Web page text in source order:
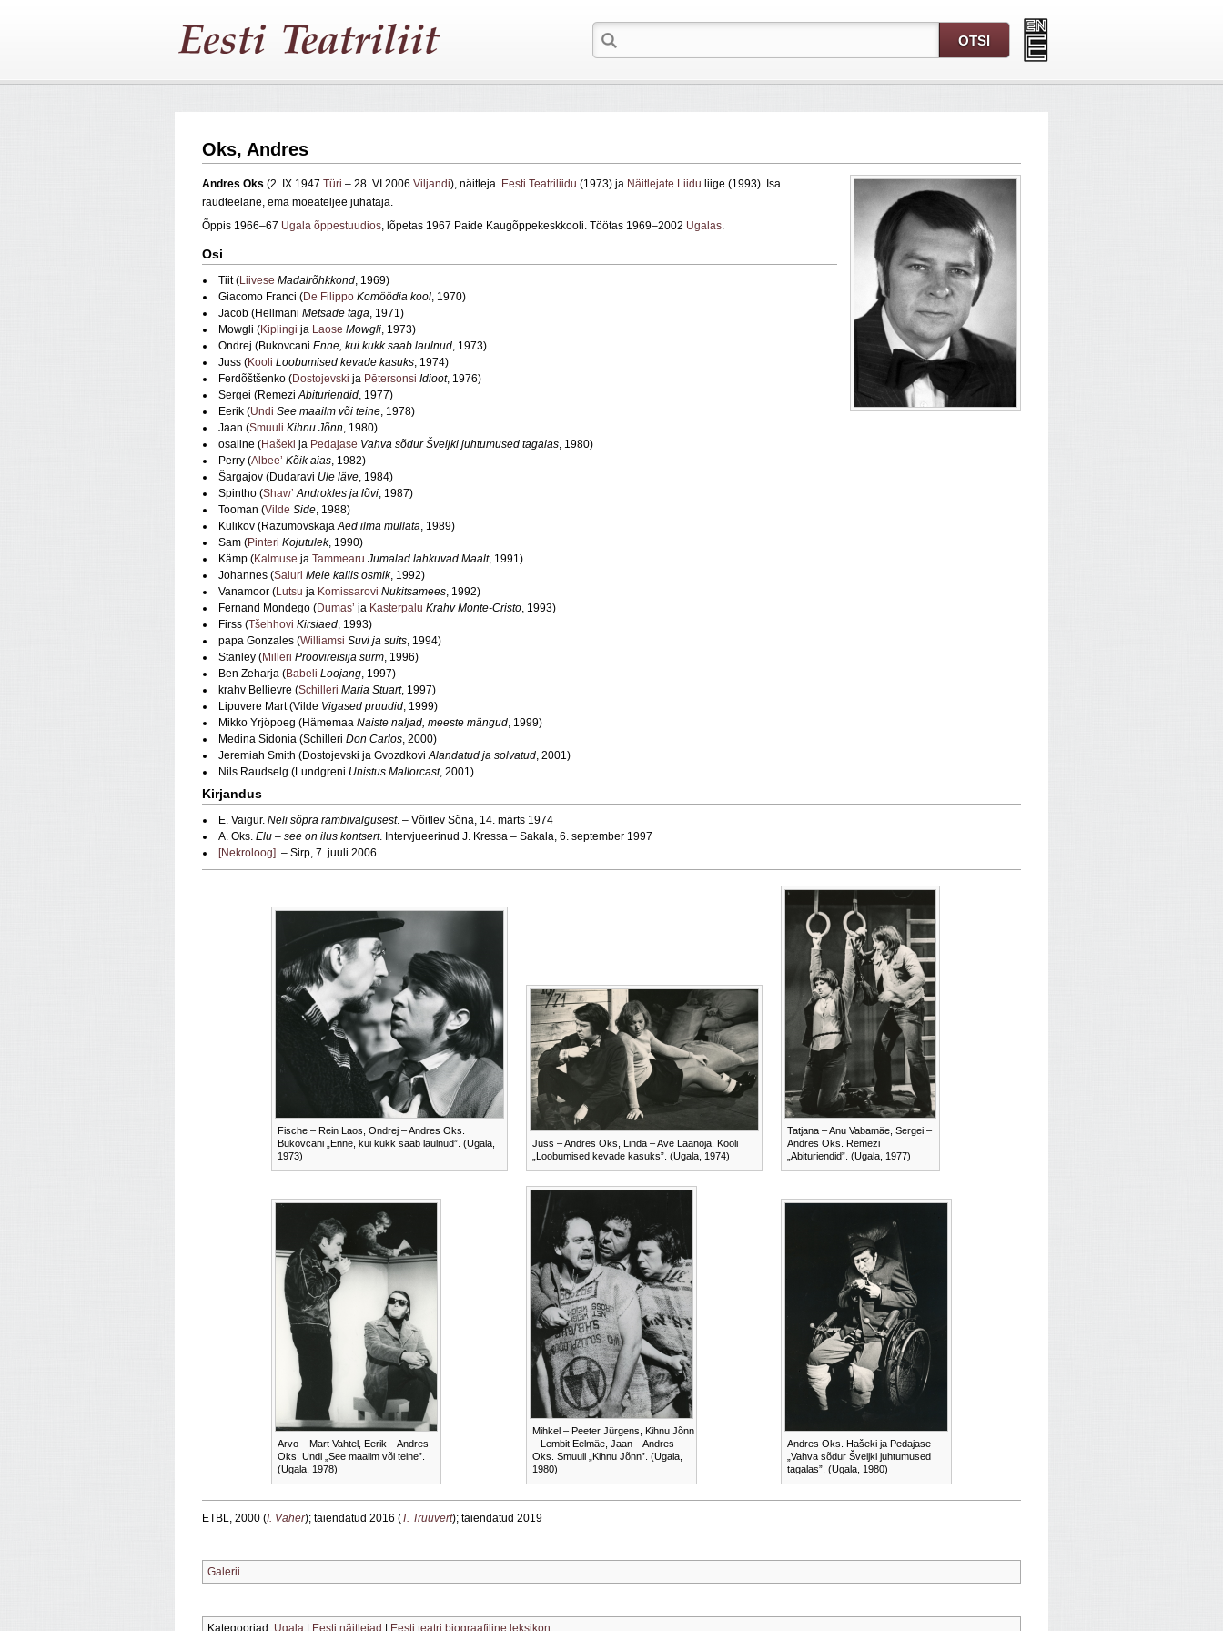
Oks, Andres
Andres Oks (2. IX 1947 Türi – 28. VI 2006 Viljandi), näitleja. Eesti Teatriliidu (1973) ja Näitlejate Liidu liige (1993). Isa
raudteelane, ema moeateljee juhataja.
Õppis 1966–67 Ugala õppestuudios, lõpetas 1967 Paide Kaugõppekeskkooli. Töötas 1969–2002 Ugalas.
Osi
Tiit (Liivese Madalrõhkkond, 1969)
Giacomo Franci (De Filippo Komöödia kool, 1970)
Jacob (Hellmani Metsade taga, 1971)
Mowgli (Kiplingi ja Laose Mowgli, 1973)
Ondrej (Bukovcani Enne, kui kukk saab laulnud, 1973)
Juss (Kooli Loobumised kevade kasuks, 1974)
Ferdõštšenko (Dostojevski ja Pētersonsi Idioot, 1976)
Sergei (RemeziAbituriendid, 1977)
Eerik (Undi See maailm või teine, 1978)
Jaan (Smuuli Kihnu Jõnn, 1980)
osaline (Hašeki ja Pedajase Vahva sõdur Šveijki juhtumused tagalas, 1980)
Perry (Albee’ Kõik aias, 1982)
Šargajov (Dudaravi Üle läve, 1984)
Spintho (Shaw’ Androkles ja lõvi, 1987)
Tooman (Vilde Side, 1988)
Kulikov (RazumovskajaAed ilma mullata, 1989)
Sam (Pinteri Kojutulek, 1990)
Kämp (Kalmuse ja Tammearu Jumalad lahkuvad Maalt, 1991)
Johannes (Saluri Meie kallis osmik, 1992)
Vanamoor (Lutsu ja Komissarovi Nukitsamees, 1992)
Fernand Mondego (Dumas’ ja Kasterpalu Krahv Monte‑Cristo, 1993)
Firss (Tšehhovi Kirsiaed, 1993)
papa Gonzales (Williamsi Suvi ja suits, 1994)
Stanley (Milleri Proovireisija surm, 1996)
Ben Zeharja (Babeli Loojang, 1997)
krahv Bellievre (Schilleri Maria Stuart, 1997)
Lipuvere Mart (Vilde Vigased pruudid, 1999)
Mikko Yrjöpoeg (Hämemaa Naiste naljad, meeste mängud, 1999)
Medina Sidonia (Schilleri Don Carlos, 2000)
Jeremiah Smith (Dostojevski ja GvozdkoviAlandatud ja solvatud, 2001)
Nils Raudselg (Lundgreni Unistus Mallorcast, 2001)
Kirjandus
E. Vaigur. Neli sõpra rambivalgusest. – Võitlev Sõna, 14. märts 1974
A. Oks. Elu – see on ilus kontsert. Intervjueerinud J. Kressa – Sakala, 6. september 1997
[Nekroloog]. – Sirp, 7. juuli 2006
Fische – Rein Laos, Ondrej – Andres Oks.
Bukovcani „Enne, kui kukk saab laulnud”. (Ugala,
1973)
Juss – Andres Oks, Linda – Ave Laanoja. Kooli
„Loobumised kevade kasuks”. (Ugala, 1974)
Tatjana – Anu Vabamäe, Sergei –
Andres Oks. Remezi
„Abituriendid”. (Ugala, 1977)
Arvo – Mart Vahtel, Eerik – Andres
Oks. Undi „See maailm või teine”.
(Ugala, 1978)
Mihkel – Peeter Jürgens, Kihnu Jõnn
– Lembit Eelmäe, Jaan – Andres
Oks. Smuuli „Kihnu Jõnn”. (Ugala,
1980)
Andres Oks. Hašeki ja Pedajase
„Vahva sõdur Šveijki juhtumused
tagalas”. (Ugala, 1980)
ETBL, 2000 (I. Vaher); täiendatud 2016 (T. Truuvert); täiendatud 2019
Galerii
Kategooriad: Ugala | Eesti näitlejad | Eesti teatri biograafiline leksikon